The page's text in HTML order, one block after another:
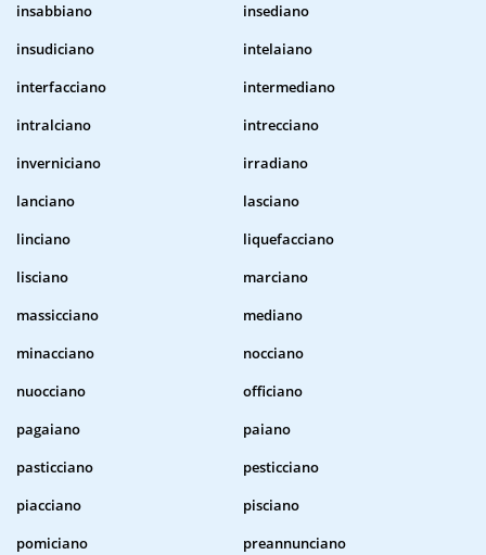
insabbiano
insediano
insudiciano
intelaiano
interfacciano
intermediano
intralciano
intrecciano
inverniciano
irradiano
lanciano
lasciano
linciano
liquefacciano
lisciano
marciano
massicciano
mediano
minacciano
nocciano
nuocciano
officiano
pagaiano
paiano
pasticciano
pesticciano
piacciano
pisciano
pomiciano
preannunciano